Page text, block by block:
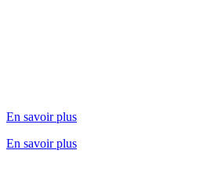
En savoir plus
En savoir plus